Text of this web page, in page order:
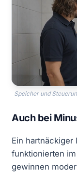
Speicher und
Auch bei
Ein hartnäckiger
funktionierten
gewinnen